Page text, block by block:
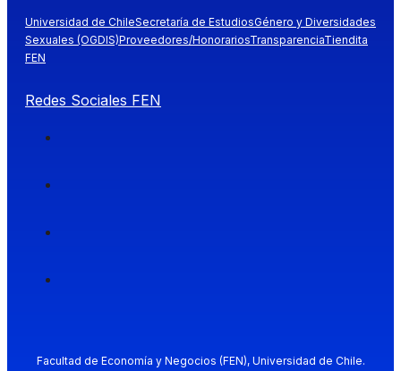
Universidad de ChileSecretaría de EstudiosGénero y Diversidades
Sexuales (OGDIS)Proveedores/HonorariosTransparenciaTiendita
FEN
Redes Sociales FEN
Facultad de Economía y Negocios (FEN), Universidad de Chile.